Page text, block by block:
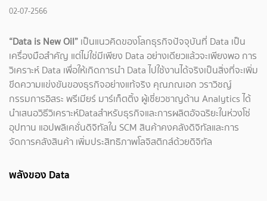
02-07-2566
“Data is New Oil” เป็นแนวคิดของโลกธุรกิจปัจจุบันที่ Data เป็น
เครื่องมือสำคัญ แต่ไม่ใช่มีเพียง Data อย่างเดียวแล้วจะเพียงพอ การ
วิเคราะห์ Data เพื่อให้เกิดการนำ Data ไปใช้งานได้จริงเป็นสิ่งที่จะเพิ่ม
ขีดความแข่งขันของธุรกิจอย่างแท้จริง คุณภณเอก วราวิชญ์
กรรมการอิสระ พรีเมียร์ มาร์เก็ตติ้ง ผู้เชี่ยวชาญด้าน Analytics ได้
นำเสนอวิธีวิเคราะห์Dataสำหรับธุรกิจและการผลิตอัจฉริยะในห่วงโซ่
อุปทาน แอปพลิเคชั่นดิจิทัลใน SCM สินค้าคงคลังดิจิทัลและการ
จัดการคลังสินค้า เพิ่มประสิทธิภาพโลจิสติกส์ด้วยดิจิทัล
พลังของ Data